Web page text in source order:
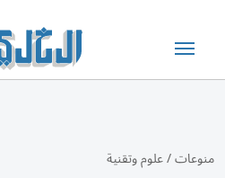
منوعات/علوم وتقنية